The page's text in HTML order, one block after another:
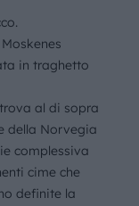
in traghetto
al di sopra
della Norvegia
complessiva
cime che
definite la